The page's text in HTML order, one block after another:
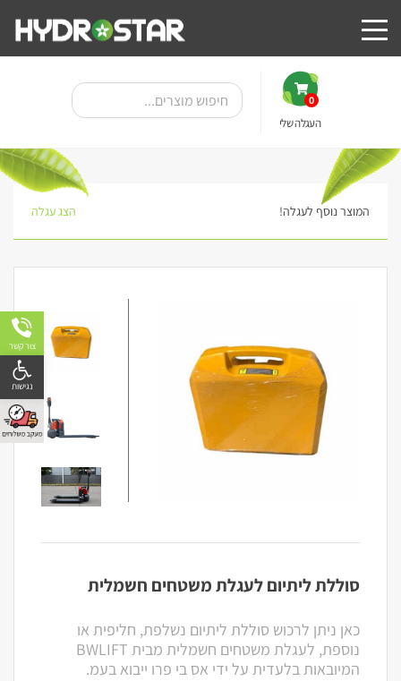
0
העגלה שלי
המוצר נוסף לעגלה! הצג עגלה
סוללת ליתיום לעגלת משטחים חשמלית
כאן ניתן לרכוש סוללת ליתיום נשלפת, חליפית או
נוספת, לעגלת משטחים חשמלית מבית BWLIFT
המיובאות בלעדית על ידי אס בי פרו ייבוא בעמ.
צור קשר